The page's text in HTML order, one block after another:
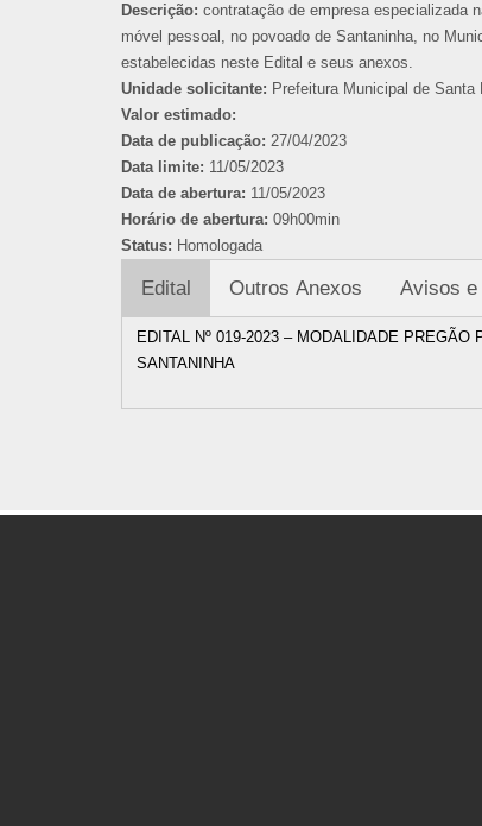
Descrição: contratação de empresa especializada
móvel pessoal, no povoado de Santaninha, no
estabelecidas neste Edital e seus anexos.
Unidade solicitante: Prefeitura Municipal de Santa
Valor estimado:
Data de publicação: 27/04/2023
Data limite: 11/05/2023
Data de abertura: 11/05/2023
Horário de abertura: 09h00min
Status: Homologada
Edital Outros Anexos Avisos e
EDITAL Nº 019-2023 – MODALIDADE
SANTANINHA